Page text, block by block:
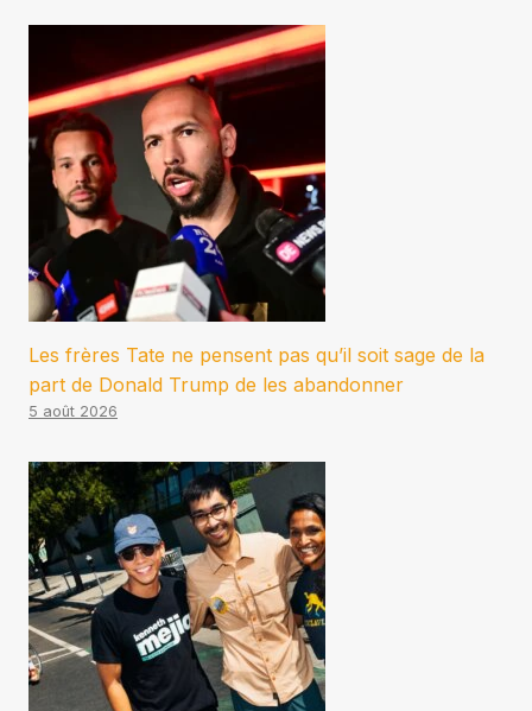
Les frères Tate ne pensent pas qu’il soit sage de la
part de Donald Trump de les abandonner
5 août 2026